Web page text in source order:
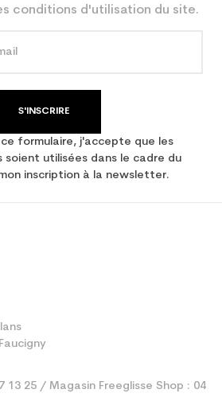
conditions d'utilisation du site.
S'INSCRIRE
formulaire, j'accepte que les
soient utilisées dans le cadre du
inscription à la newsletter.
13 25 / Magasin Freeglisse Shop : 04